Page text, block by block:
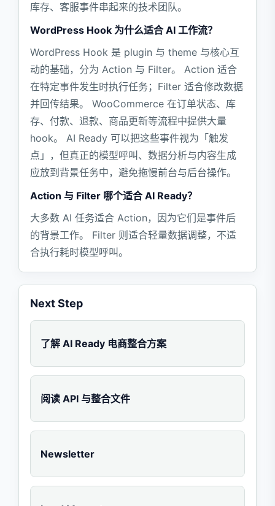
库存、客服事件串起来的技术团队。
WordPress Hook 为什么适合 AI 工作流？
WordPress Hook 是 plugin 与 theme 与核心互
动的基础，分为 Action 与 Filter。 Action 适合
在特定事件发生时执行任务；Filter 适合修改数据
并回传结果。 WooCommerce 在订单状态、库
存、付款、退款、商品更新等流程中提供大量
hook。 AI Ready 可以把这些事件视为「触发
点」，但真正的模型呼叫、数据分析与内容生成
应放到背景任务中，避免拖慢前台与后台操作。
Action 与 Filter 哪个适合 AI Ready？
大多数 AI 任务适合 Action，因为它们是事件后
的背景工作。 Filter 则适合轻量数据调整，不适
合执行耗时模型呼叫。
Next Step
了解 AI Ready 电商整合方案
阅读 API 与整合文件
Newsletter